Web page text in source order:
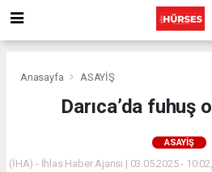
Anasayfa ASAYİŞ
Darıca’da fuhuş
ASAYİŞ
(İHA) - İhlas Haber Ajansı | 03.05.2025 -